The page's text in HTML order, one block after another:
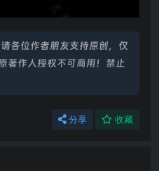
各位作者朋友支持原创，仅
著作人授权不可商用！禁止
分享 收藏